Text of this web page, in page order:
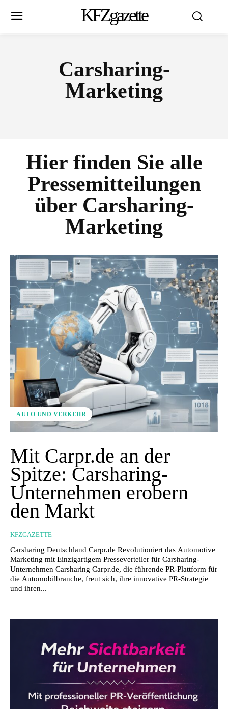
KFZgazette
Carsharing-
Marketing
Hier finden Sie alle
Pressemitteilungen
über Carsharing-
Marketing
AUTO UND VERKEHR
Mit Carpr.de an der
Spitze: Carsharing-
Unternehmen erobern
den Markt
KFZGAZETTE
Carsharing Deutschland Carpr.de Revolutioniert das Automotive
Marketing mit Einzigartigem Presseverteiler für Carsharing-
Unternehmen Carsharing Carpr.de, die führende PR-Plattform für
die Automobilbranche, freut sich, ihre innovative PR-Strategie
und ihren...